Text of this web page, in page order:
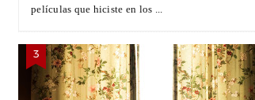
películas que hiciste en los ...